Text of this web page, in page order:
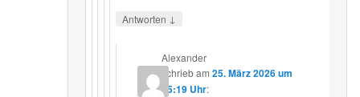
Antworten ↓
Alexander
schriebam25. März 2026 um
15:19 Uhr: